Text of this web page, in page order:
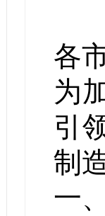
各
为
引
制
一